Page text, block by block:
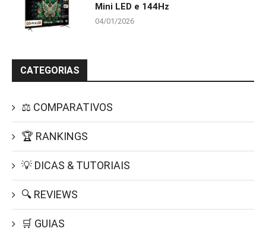
Mini LED e 144Hz
04/01/2026
CATEGORIAS
⚖️ COMPARATIVOS
🏆 RANKINGS
💡 DICAS & TUTORIAIS
🔍 REVIEWS
🛒 GUIAS